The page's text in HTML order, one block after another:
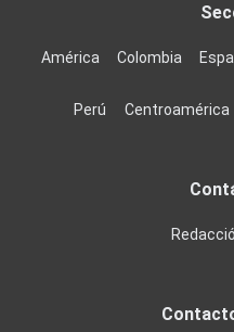
América Colombia
Perú Centroamérica